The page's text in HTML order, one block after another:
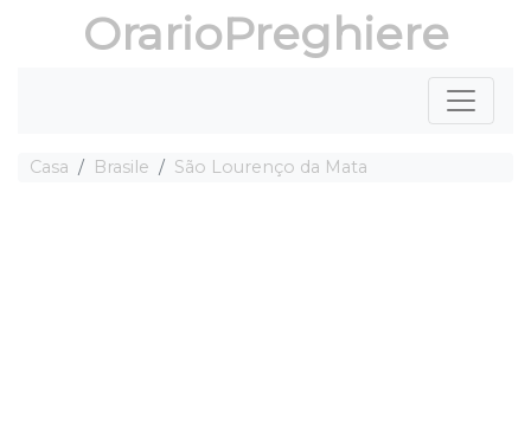
OrarioPreghiere
Casa Brasile São Lourenço da Mata